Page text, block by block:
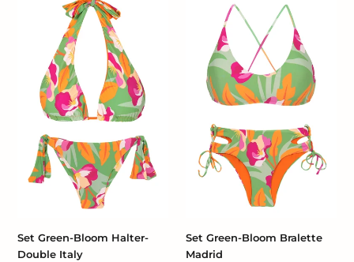
Double
Set Green-Bloom Halter-
Double Italy
Bloom
Bralette
Madrid
Set Green-Bloom Bralette
Madrid